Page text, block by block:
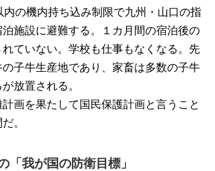
内の機内持ち込み制限で九州・山口の指
施設に避難する。１カ月間の宿泊後の
ていない。学校も仕事もなくなる。先
子牛生産地であり、家畜は多数の子牛
放置される。
画を果たして国民保護計画と言うこと
。
「我が国の防衛目標」